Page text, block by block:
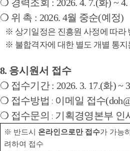
❍ 경력조회 : 2026. 4. 7.(화) ~ 4.
❍ 위 촉 : 2026. 4월 중순(예정)
※ 상기일정은 진흥원 사정에 따라
※ 불합격자에 대한 별도 개별 통지
8. 응시원서 접수
❍ 접수기간: 2026. 3. 17.(화) ~
❍ 접수방법 : 이메일 접수(
❍ 접수문의 : 기획경영본부 인
※ 반드시 온라인으로만 접수가 가능
려하여 접수